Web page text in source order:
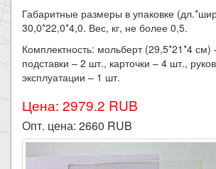
Габаритные размеры в упаковке
30,0*22,0*4,0. Вес, кг, не более 0,5.
Комплектность: мольберт (29,5*21*4 см)
подставки – 2 шт., карточки – 4 шт.,
эксплуатации – 1 шт.
Цена: 2979.2 RUB
Опт. цена: 2660 RUB